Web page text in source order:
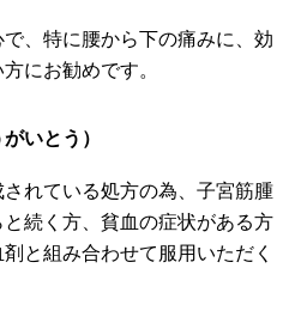
、特に腰から下の痛みに、効
にお勧めです。
いとう）
れている処方の為、子宮筋腫
続く方、貧血の症状がある方
と組み合わせて服用いただく